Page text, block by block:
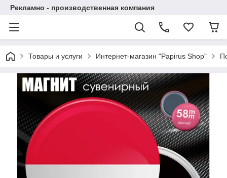
Рекламно - производственная компания
Товары и услуги Интернет-магазин "Papirus Shop"